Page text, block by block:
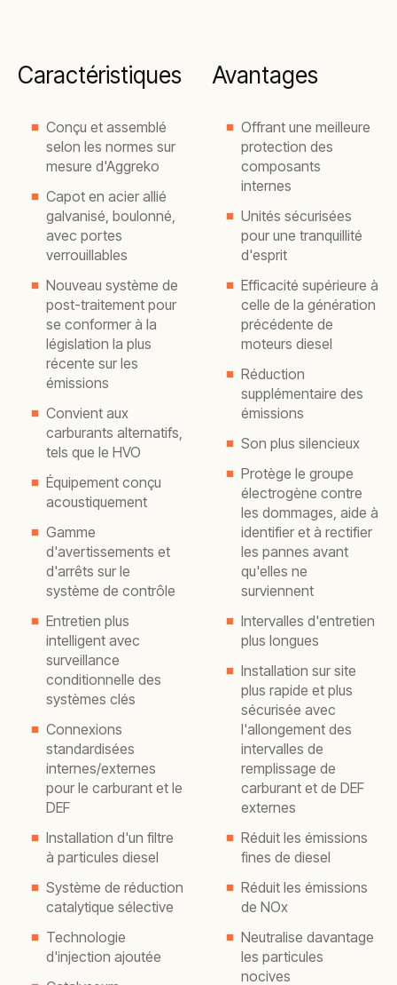
Caractéristiques
Conçu et assemblé
selon les normes sur
mesure d'Aggreko
Capot en acier allié
galvanisé, boulonné,
avec portes
verrouillables
Nouveau système de
post-traitement pour
se conformer à la
législation la plus
récente sur les
émissions
Convient aux
carburants alternatifs,
tels que le HVO
Équipement conçu
acoustiquement
Gamme
d'avertissements et
d'arrêts sur le
système de contrôle
Entretien plus
intelligent avec
surveillance
conditionnelle des
systèmes clés
Connexions
standardisées
internes/externes
pour le carburant et le
DEF
Installation d'un filtre
à particules diesel
Système de réduction
catalytique sélective
Technologie
d'injection ajoutée
Avantages
Offrant une meilleure
protection des
composants
internes
Unités sécurisées
pour une tranquillité
d'esprit
Efficacité supérieure à
celle de la génération
précédente de
moteurs diesel
Réduction
supplémentaire des
émissions
Son plus silencieux
Protège le groupe
électrogène contre
les dommages, aide à
identifier et à rectifier
les pannes avant
qu'elles ne
surviennent
Intervalles d'entretien
plus longues
Installation sur site
plus rapide et plus
sécurisée avec
l'allongement des
intervalles de
remplissage de
carburant et de DEF
externes
Réduit les émissions
fines de diesel
Réduit les émissions
de NOx
Neutralise davantage
les particules
nocives